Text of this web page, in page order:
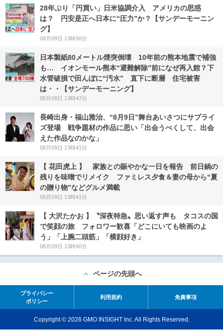
28年ぶり「円買い」日米協調介入 アメリカの思惑
は？ 円安是正へ日本に“圧力”か？【サンデーモーニン
グ】
08月09日 13時50分
日本製紙80メートル煙突倒壊 10年前の熊本地震で補強
も… イオンモール熊本“避難解除”前になぜ再入館？下
水管破損で田んぼに“汚水” 直下に断層 住宅被害
は・・【サンデーモーニング】
08月09日 13時47分
長崎出身・福山雅治、“8月9日”舞台あいさつにサプライ
ズ登場 戦争題材の作品に思い「出会うべくして、出会
えた作品なのかな」
08月09日 13時41分
【 花田虎上 】 家族との賑やかな一日を報告 前日鍋の
残りを味噌でリメイク ファミレス夕食＆妻の母から“夏
の贈り物”などグルメ満載
08月09日 13時41分
【 大沢たかお 】〝深夜特急〟思い返す声も タコスの国
で笑顔の旅 フォロワー歓喜「どこにいても映画のよ
う」「上腕二頭筋」「横顔好き」
08月09日 13時40分
ページの先頭へ
プライバシー
ポリシー
利用規約 免責事項
Copyright © 2026 GMO INSIGHT Inc. All Rights Reserved.